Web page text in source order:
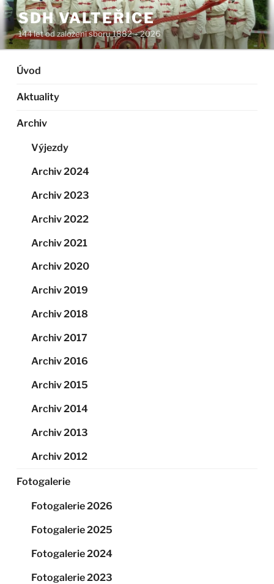
Přejít
obsahu
webu
SDH VALTEŘICE
144 let od založení sboru 1882 – 2026
Úvod
Aktuality
Archiv
Výjezdy
Archiv 2024
Archiv 2023
Archiv 2022
Archiv 2021
Archiv 2020
Archiv 2019
Archiv 2018
Archiv 2017
Archiv 2016
Archiv 2015
Archiv 2014
Archiv 2013
Archiv 2012
Fotogalerie
Fotogalerie 2026
Fotogalerie 2025
Fotogalerie 2024
Fotogalerie 2023